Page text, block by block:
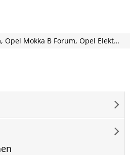
Opel Mokka A (X) Forum, Opel Mokka B Forum, Opel Elektro Mokka-e Forum